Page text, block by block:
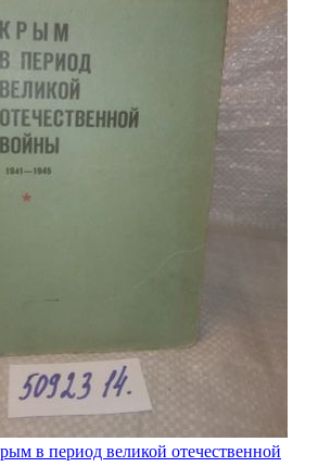
в период великой отечественной